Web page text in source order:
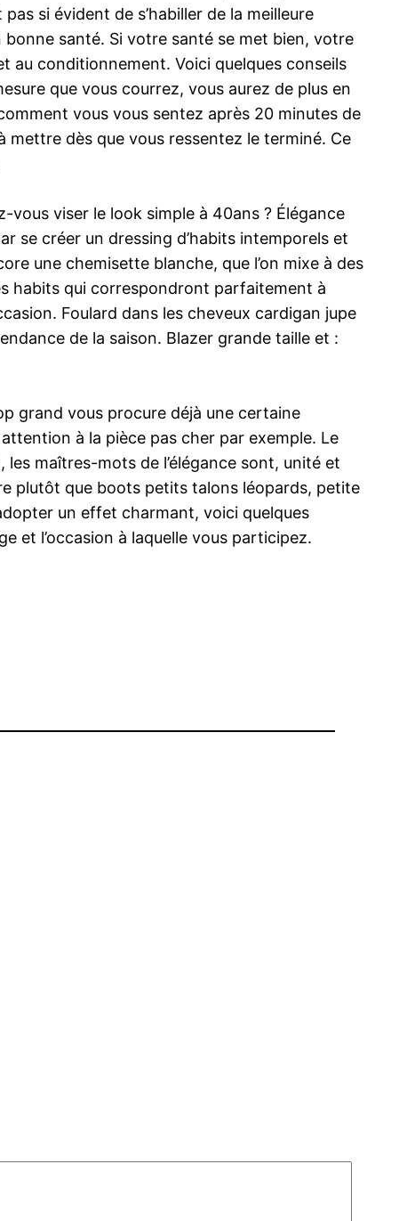
si évident de s’habiller de la meilleure
santé. Si votre santé se met bien, votre
au conditionnement. Voici quelques conseils
que vous courrez, vous aurez de plus en
vous vous sentez après 20 minutes de
dès que vous ressentez le terminé. Ce
viser le look simple à 40ans ? Élégance
se créer un dressing d’habits intemporels et
une chemisette blanche, que l’on mixe à des
habits qui correspondront parfaitement à
Foulard dans les cheveux cardigan jupe
de la saison. Blazer grande taille et :
grand vous procure déjà une certaine
à la pièce pas cher par exemple. Le
maîtres-mots de l’élégance sont, unité et
plutôt que boots petits talons léopards, petite
un effet charmant, voici quelques
et l’occasion à laquelle vous participez.